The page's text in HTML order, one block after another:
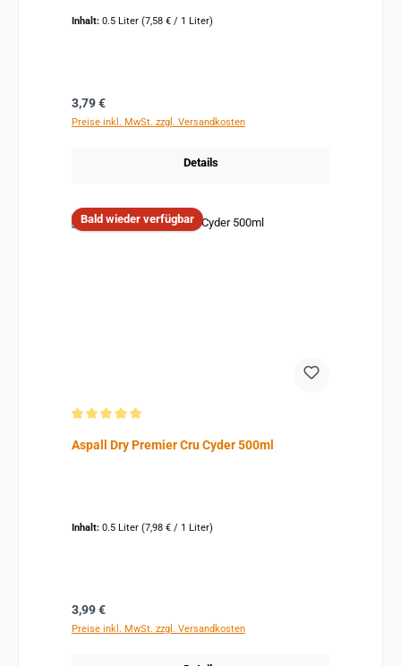
Inhalt: 0.5 Liter (7,58 € / 1 Liter)
Regulärer Preis:
3,79 €
Preise inkl. MwSt. zzgl. Versandkosten
Details
Bald wieder verfügbar
Aspall Dry Premier Cru Cyder 500ml
Inhalt: 0.5 Liter (7,98 € / 1 Liter)
Regulärer Preis:
3,99 €
Preise inkl. MwSt. zzgl. Versandkosten